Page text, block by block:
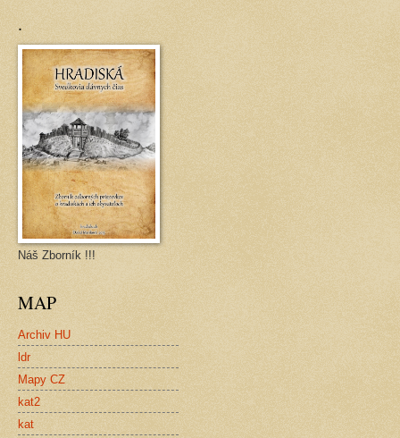
.
Náš Zborník !!!
MAP
Archiv HU
ldr
Mapy CZ
kat2
kat